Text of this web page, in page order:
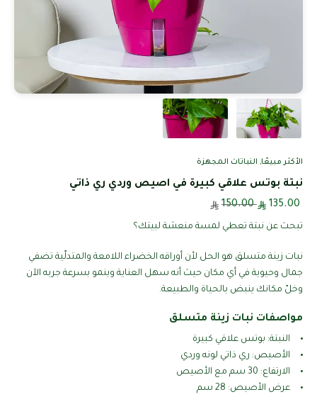
الأكثر مبيعًا, النباتات المجهزة
نبتة بوتس علاقي كبيرة في اصيص وردي ري ذاتي
150.00
تبحث عن نبتة تعطي لمسة منعشة لبيتك؟
نبات زينة متسلق هو الحل لأن أوراقه الخضراء اللامعة والمتدلّية تضفي
جمال وحيوية في أي مكان حيث أنه سهل العناية وينمو بسرعة جربه الآن
وخلّ مكانك ينبض بالحياة والطبيعة.
مواصفات نبات زينة متسلق
النبتة: بوتس علاقي كبيرة
الأصيص: ري ذاتي لونه وردي
الارتفاع: 30 سم مع الأصيص
عرض الأصيص: 28 سم